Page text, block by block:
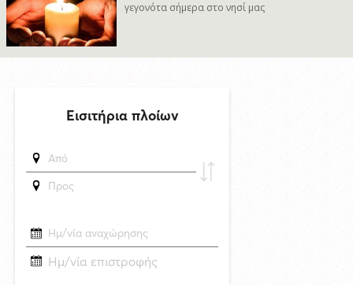
δημοσιεύθηκε 13 ώρες πριν
Σχολή Προπονητών UEFA C στη Σύρο
δημοσιεύθηκε 18 ώρες πριν
To κρυφό στολίδι των Μικρών Κυκλάδων σε Video
γεγονότα σήμερα στο νησί μας